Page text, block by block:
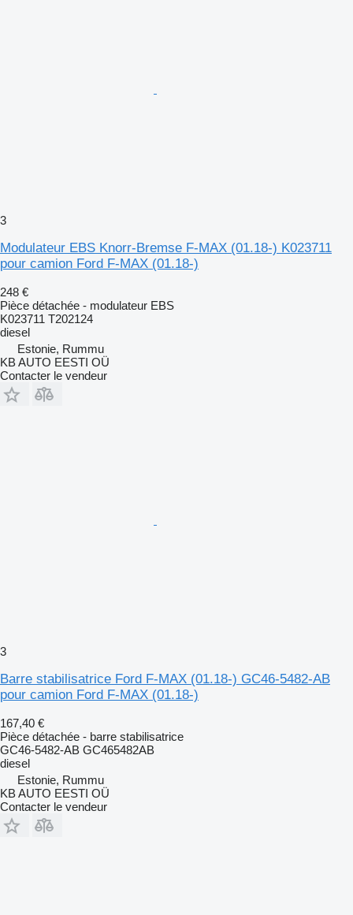
3
Modulateur EBS Knorr-Bremse F-MAX (01.18-) K023711
pour camion Ford F-MAX (01.18-)
248 €
Pièce détachée - modulateur EBS
K023711 T202124
diesel
Estonie, Rummu
KB AUTO EESTI OÜ
Contacter le vendeur
3
Barre stabilisatrice Ford F-MAX (01.18-) GC46-5482-AB
pour camion Ford F-MAX (01.18-)
167,40 €
Pièce détachée - barre stabilisatrice
GC46-5482-AB GC465482AB
diesel
Estonie, Rummu
KB AUTO EESTI OÜ
Contacter le vendeur